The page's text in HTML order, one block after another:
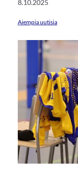
8.10.2025
Aiempia uutisia